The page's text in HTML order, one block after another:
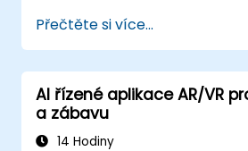
Navrhovat systémy
s využitím umělé
Posuzovat etická a
spojená s využíváním AI
Přečtěte si více...
AI řízené aplikace AR/VR
a zábavu
14 Hodiny